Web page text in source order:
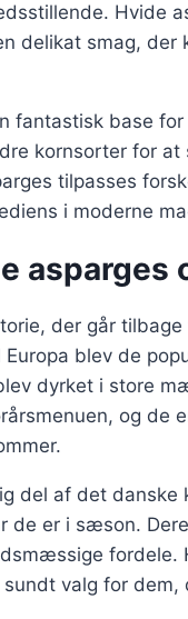
Hvide
delikat smag, der
fantastisk base
kornsorter for
tilpasses
i moderne
asparges
der går
blev de
dyrket i store
og de
del af det
de er i sæson.
fordele.
valg for